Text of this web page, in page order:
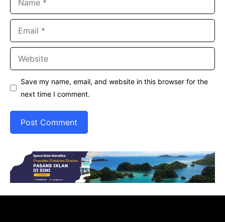
Save my name, email, and website in this browser for the
next time I comment.